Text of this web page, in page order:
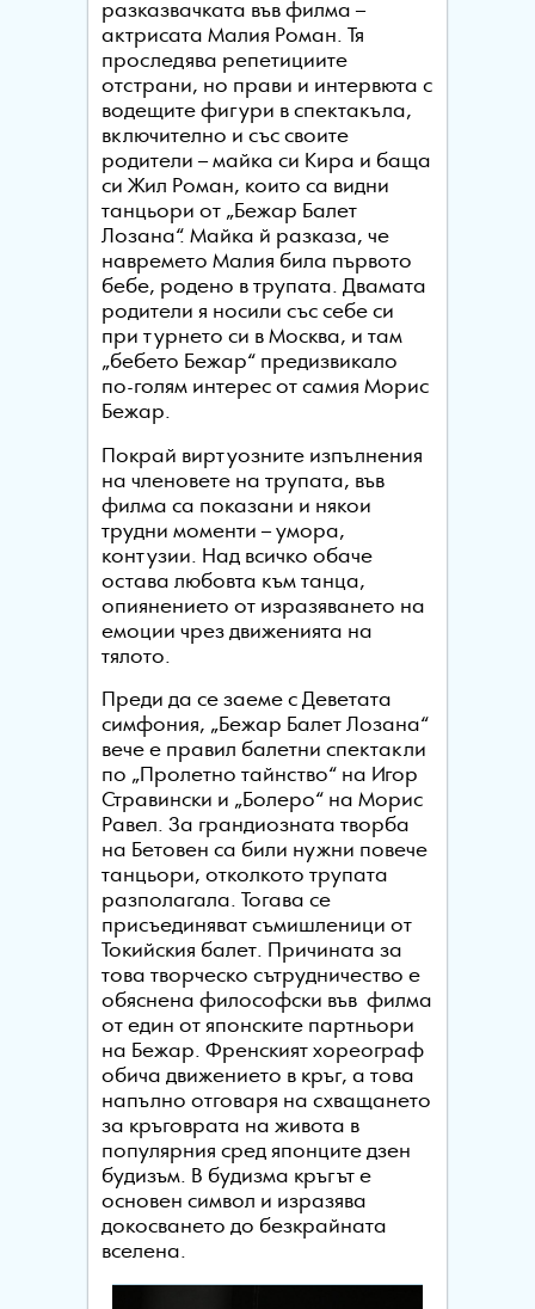
разказвачката във филма –
актрисата Малия Роман. Тя
проследява репетициите
отстрани, но прави и интервюта с
водещите фигури в спектакъла,
включително и със своите
родители – майка си Кира и баща
си Жил Роман, които са видни
танцьори от „Бежар Балет
Лозана“. Майка й разказа, че
навремето Малия била първото
бебе, родено в трупата. Двамата
родители я носили със себе си
при турнето си в Москва, и там
„бебето Бежар“ предизвикало
по-голям интерес от самия Морис
Бежар.
Покрай виртуозните изпълнения
на членовете на трупата, във
филма са показани и някои
трудни моменти – умора,
контузии. Над всичко обаче
остава любовта към танца,
опиянението от изразяването на
емоции чрез движенията на
тялото.
Преди да се заеме с Деветата
симфония, „Бежар Балет Лозана“
вече е правил балетни спектакли
по „Пролетно тайнство“ на Игор
Стравински и „Болеро“ на Морис
Равел. За грандиозната творба
на Бетовен са били нужни повече
танцьори, отколкото трупата
разполагала. Тогава се
присъединяват съмишленици от
Токийския балет. Причината за
това творческо сътрудничество е
обяснена философски във филма
от един от японските партньори
на Бежар. Френският хореограф
обича движението в кръг, а това
напълно отговаря на схващането
за кръговрата на живота в
популярния сред японците дзен
будизъм. В будизма кръгът е
основен символ и изразява
докосването до безкрайната
вселена.